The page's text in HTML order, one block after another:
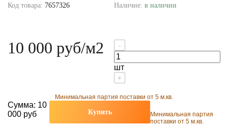
Код товара: 7657326 Наличие: в наличии
10 000 руб/м2 -
шт
+
Минимальная партия поставки от 5 м.кв.
Сумма: 10
000 руб
Купить
Минимальная партия
поставки от 5 м.кв.